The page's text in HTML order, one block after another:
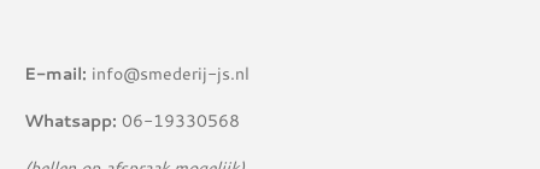
E-mail: info@smederij-js.nl
Whatsapp: 06-19330568